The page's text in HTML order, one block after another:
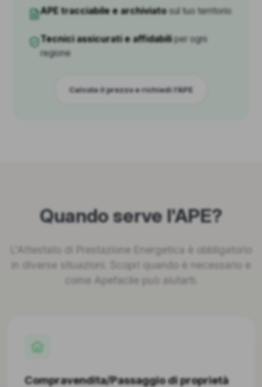
APE tracciabile e archiviatosul tuo territorio
Tecnici assicurati e affidabiliper ogni
regione
Calcola il prezzo e richiedi l'APE
Quando serve l'APE?
L'Attestato di Prestazione Energetica è obbligatorio
in diverse situazioni. Scopri quando è necessario e
come Apefacile può aiutarti.
Compravendita/Passaggio di proprietà